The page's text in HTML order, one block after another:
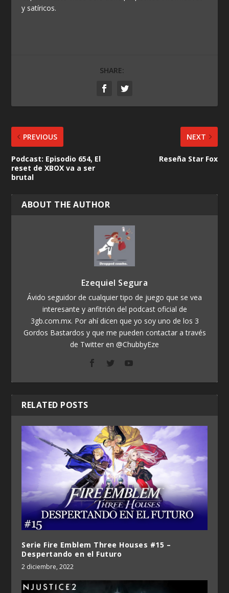
y satíricos.
SHARE:
PREVIOUS
Podcast: Episodio 654, El
reset de XBOX va a ser
brutal
NEXT
Reseña Star Fox
ABOUT THE AUTHOR
Ezequiel Segura
Ávido seguidor de cualquier tipo de juego que se vea
interesante y anfitrión del podcast oficial de
3gb.com.mx. Por ahí dicen que yo soy uno de los 3
Gordos Bastardos y que me pueden contactar a través
de Twitter en @ChubbyEze
RELATED POSTS
Serie Fire Emblem Three Houses #15 –
Despertando en el Futuro
2 diciembre, 2022